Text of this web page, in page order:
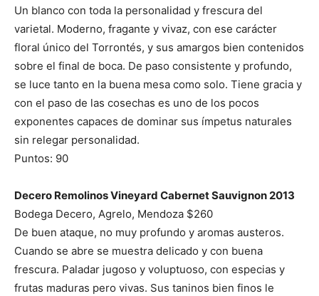
Un blanco con toda la personalidad y frescura del
varietal. Moderno, fragante y vivaz, con ese carácter
floral único del Torrontés, y sus amargos bien contenidos
sobre el final de boca. De paso consistente y profundo,
se luce tanto en la buena mesa como solo. Tiene gracia y
con el paso de las cosechas es uno de los pocos
exponentes capaces de dominar sus ímpetus naturales
sin relegar personalidad.
Puntos: 90
Decero Remolinos Vineyard Cabernet Sauvignon 2013
Bodega Decero, Agrelo, Mendoza $260
De buen ataque, no muy profundo y aromas austeros.
Cuando se abre se muestra delicado y con buena
frescura. Paladar jugoso y voluptuoso, con especias y
frutas maduras pero vivas. Sus taninos bien finos le